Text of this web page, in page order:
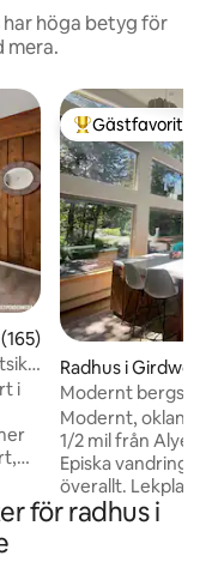
har höga betyg för
mera.
5 i genomsnittligt
i
Populär
Gästfavorit
Radhus i
Modernt
Ski Resort
Modernt,
1/2 mil från
Episka
överallt. Lekplats,
livsmedelsbutik,
för radhus i